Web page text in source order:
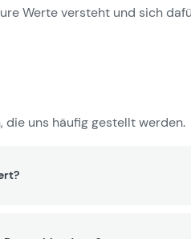
Werte versteht und sich
die uns häufig gestellt werden.